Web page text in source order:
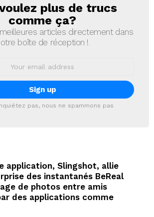
plus de trucs
comme ça?
articles directement dans
boîte de réception !
pas, nous ne spammons pas
application, Slingshot, allie
des instantanés BeReal
de photos entre amis
des applications comme